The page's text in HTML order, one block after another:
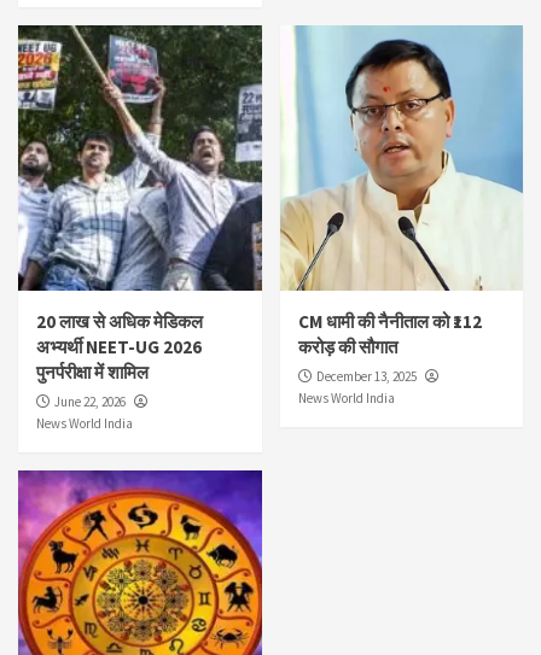
20 लाख से अधिक मेडिकल
अभ्यर्थी NEET-UG 2026
पुनर्परीक्षा में शामिल
June 22, 2026
News World India
CM धामी की नैनीताल को ₹112
करोड़ की सौगात
December 13, 2025
News World India